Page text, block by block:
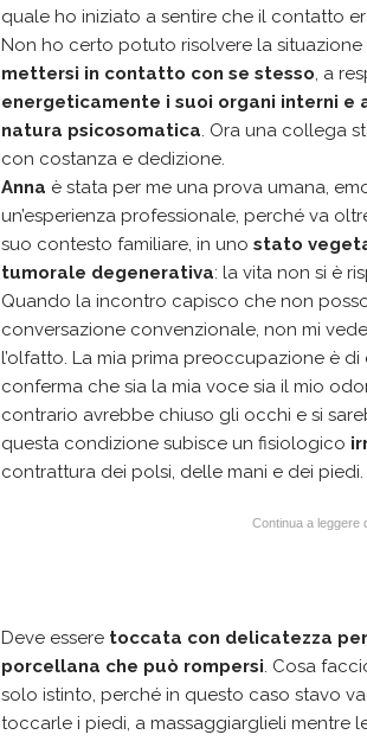
quale ho iniziato a sentire che il contatto
Non ho certo potuto risolvere la
mettersi in contatto con se stesso, a
energeticamente i suoi organi interni
natura psicosomatica. Ora una collega
con costanza e dedizione.
Anna è stata per me una prova umana,
un’esperienza professionale, perché va
suo contesto familiare, in uno stato
tumorale degenerativa: la vita non si è
Quando la incontro capisco che non
conversazione convenzionale, non mi
l’olfatto. La mia prima preoccupazione è
conferma che sia la mia voce sia il mio
contrario avrebbe chiuso gli occhi e si
questa condizione subisce un fisiologico
contrattura dei polsi, delle mani e dei piedi.
Continua a leggere
Deve essere toccata con delicatezza
porcellana che può rompersi. Cosa
solo istinto, perché in questo caso stavo
toccarle i piedi, a massaggiarglieli mentre